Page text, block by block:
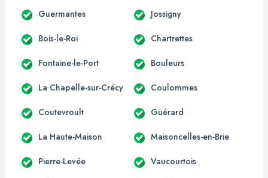
Guermantes Jossigny
Bois-le-Roi Chartrettes
Fontaine-le-Port Bouleurs
La Chapelle-sur-Crécy Coulommes
Coutevroult Guérard
La Haute-Maison Maisoncelles-en-Brie
Pierre-Levée Vaucourtois